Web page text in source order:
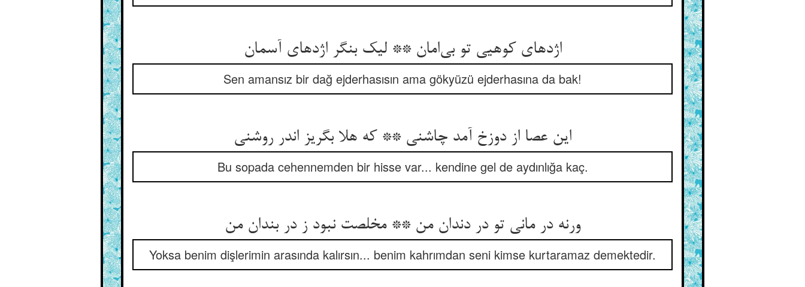
اژدهای کوهیی تو بی‌امان ** لیک بنگر اژدهای آسمان
Sen amansız bir dağ ejderhasısın ama gökyüzü ejderhasına da bak!
این عصا از دوزخ آمد چاشنی ** که هلا بگریز اندر روشنی
Bu sopada cehennemden bir hisse var... kendine gel de aydınlığa kaç.
ورنه در مانی تو در دندان من ** مخلصت نبود ز در بندان من
Yoksa benim dişlerimin arasında kalırsın... benim kahrımdan seni kimse kurtaramaz demektedir.